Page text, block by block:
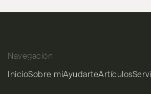
Navegación
InicioSobre miAyudarteArtículos